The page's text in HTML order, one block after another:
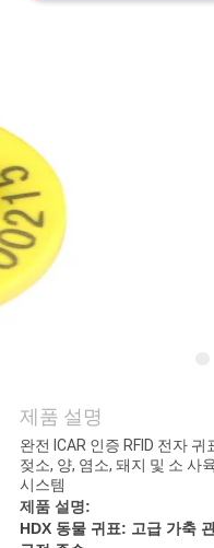
리
연
락
주
뉴
스
제품 설명
완전 ICAR 인증 RFID 전자
젖소, 양, 염소, 돼지 및 소 사
시스템
제품 설명:
HDX 동물 귀표: 고급 가축